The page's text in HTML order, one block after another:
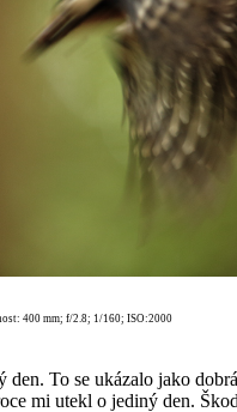
400 mm; f/2.8; 1/160; ISO:2000
To se ukázalo jako
mi utekl o jediný den.